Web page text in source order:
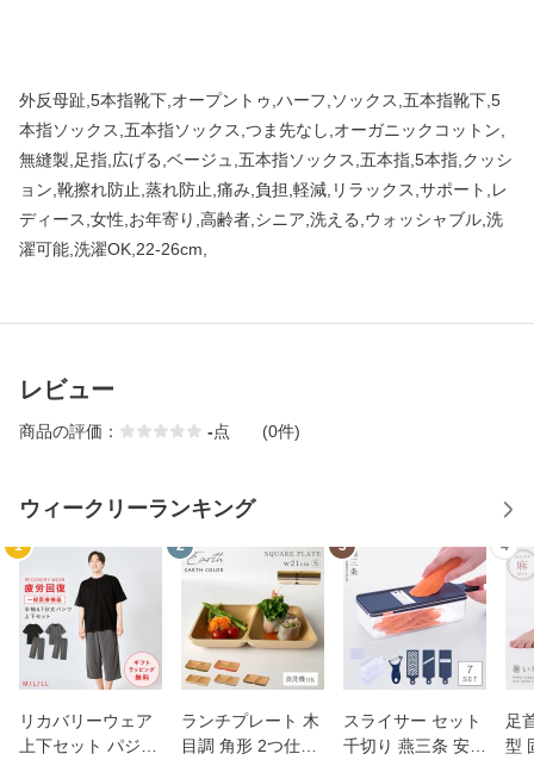
外反母趾,5本指靴下,オープントゥ,ハーフ,ソックス,五本指靴下,5
本指ソックス,五本指ソックス,つま先なし,オーガニックコットン,
無縫製,足指,広げる,ベージュ,五本指ソックス,五本指,5本指,クッシ
ョン,靴擦れ防止,蒸れ防止,痛み,負担,軽減,リラックス,サポート,レ
ディース,女性,お年寄り,高齢者,シニア,洗える,ウォッシャブル,洗
濯可能,洗濯OK,22-26cm,
レビュー
商品の評価： -点 (0件)
ウィークリーランキング
1
リカバリーウェア
上下セット パジャ
2
ランチプレート 木
目調 角形 2つ仕切
3
スライサー セット
千切り 燕三条 安全
4
足
型